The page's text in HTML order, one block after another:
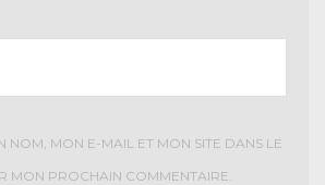
NOM, MON E-MAIL ET MON SITE DANS LE
MON PROCHAIN COMMENTAIRE.